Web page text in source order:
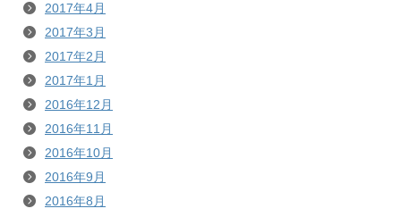
2017年4月
2017年3月
2017年2月
2017年1月
2016年12月
2016年11月
2016年10月
2016年9月
2016年8月